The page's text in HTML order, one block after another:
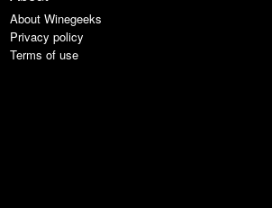
About Winegeeks
Privacy policy
Terms of use